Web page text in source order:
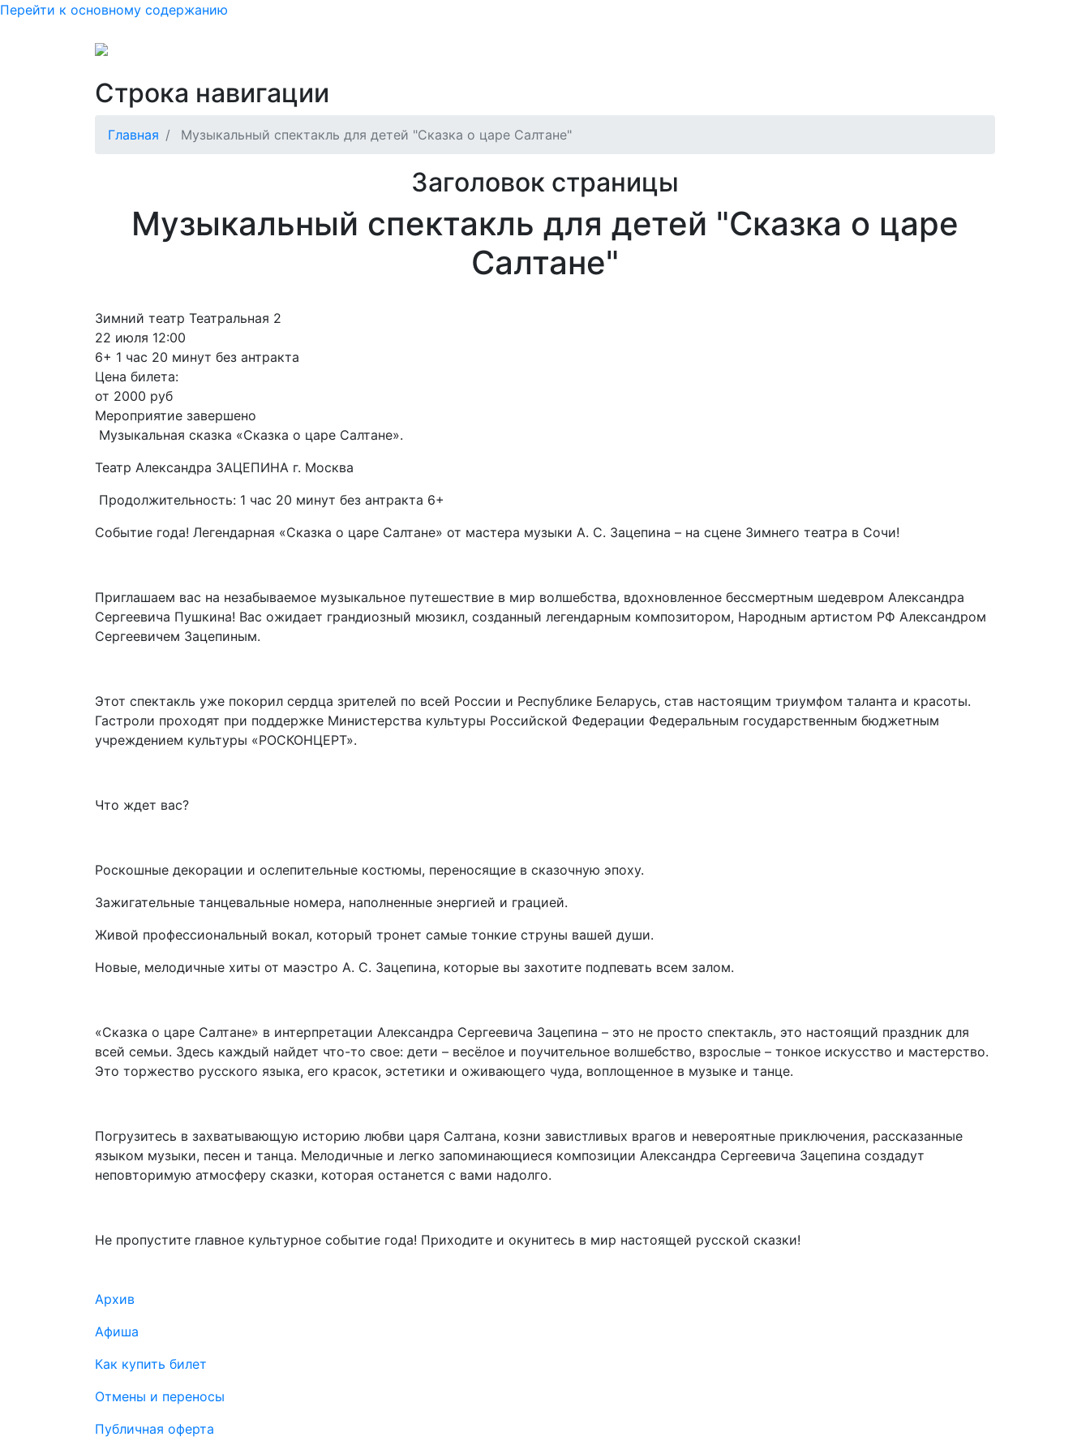
Перейти к основному содержанию
Строка навигации
Главная Музыкальный спектакль для детей "Сказка о царе Салтане"
Заголовок страницы
Музыкальный спектакль для детей "Сказка о царе
Салтане"
Зимний театр Театральная 2
22 июля 12:00
6+ 1 час 20 минут без антракта
Цена билета:
от 2000 руб
Мероприятие завершено
Музыкальная сказка «Сказка о царе Салтане».
Театр Александра ЗАЦЕПИНА г. Москва
Продолжительность: 1 час 20 минут без антракта 6+
Событие года! Легендарная «Сказка о царе Салтане» от мастера музыки А. С. Зацепина – на сцене Зимнего театра в Сочи!
Приглашаем вас на незабываемое музыкальное путешествие в мир волшебства, вдохновленное бессмертным шедевром Александра
Сергеевича Пушкина! Вас ожидает грандиозный мюзикл, созданный легендарным композитором, Народным артистом РФ Александром
Сергеевичем Зацепиным.
Этот спектакль уже покорил сердца зрителей по всей России и Республике Беларусь, став настоящим триумфом таланта и красоты.
Гастроли проходят при поддержке Министерства культуры Российской Федерации Федеральным государственным бюджетным
учреждением культуры «РОСКОНЦЕРТ».
Что ждет вас?
Роскошные декорации и ослепительные костюмы, переносящие в сказочную эпоху.
Зажигательные танцевальные номера, наполненные энергией и грацией.
Живой профессиональный вокал, который тронет самые тонкие струны вашей души.
Новые, мелодичные хиты от маэстро А. С. Зацепина, которые вы захотите подпевать всем залом.
«Сказка о царе Салтане» в интерпретации Александра Сергеевича Зацепина – это не просто спектакль, это настоящий праздник для
всей семьи. Здесь каждый найдет что-то свое: дети – весёлое и поучительное волшебство, взрослые – тонкое искусство и мастерство.
Это торжество русского языка, его красок, эстетики и оживающего чуда, воплощенное в музыке и танце.
Погрузитесь в захватывающую историю любви царя Салтана, козни завистливых врагов и невероятные приключения, рассказанные
языком музыки, песен и танца. Мелодичные и легко запоминающиеся композиции Александра Сергеевича Зацепина создадут
неповторимую атмосферу сказки, которая останется с вами надолго.
Не пропустите главное культурное событие года! Приходите и окунитесь в мир настоящей русской сказки!
Подвал
Архив
Афиша
Как купить билет
Отмены и переносы
Публичная оферта